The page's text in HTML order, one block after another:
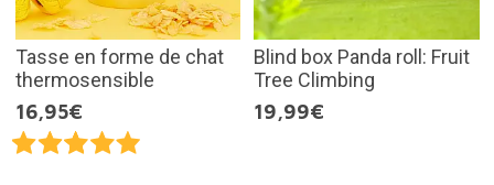
Tasse en forme de chat
thermosensible
16,95€
Blind box Panda roll: Fruit
Tree Climbing
19,99€